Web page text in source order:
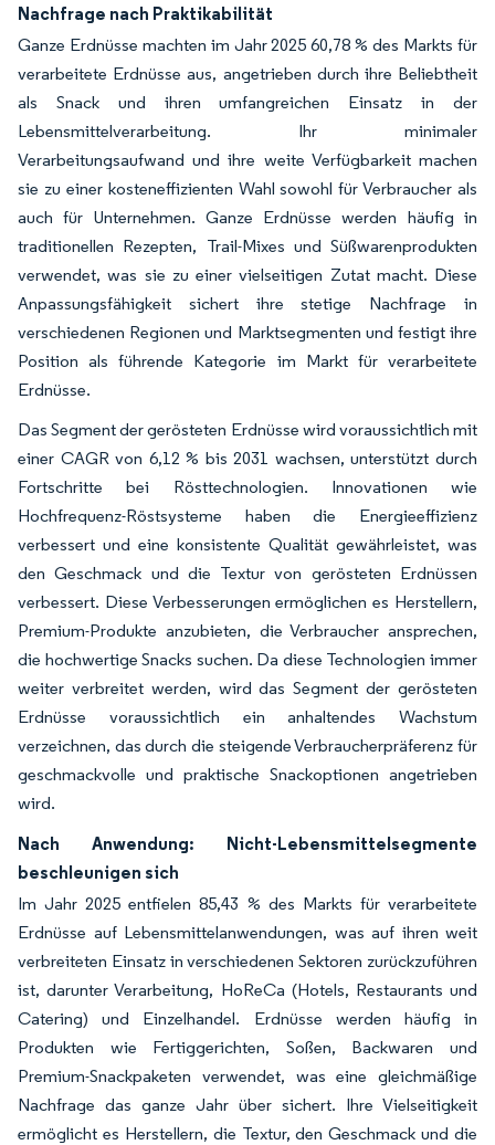
Nachfrage nach Praktikabilität
Ganze Erdnüsse machten im Jahr 2025 60,78 % des Markts für
verarbeitete Erdnüsse aus, angetrieben durch ihre Beliebtheit
als Snack und ihren umfangreichen Einsatz in der
Lebensmittelverarbeitung. Ihr minimaler
Verarbeitungsaufwand und ihre weite Verfügbarkeit machen
sie zu einer kosteneffizienten Wahl sowohl für Verbraucher als
auch für Unternehmen. Ganze Erdnüsse werden häufig in
traditionellen Rezepten, Trail-Mixes und Süßwarenprodukten
verwendet, was sie zu einer vielseitigen Zutat macht. Diese
Anpassungsfähigkeit sichert ihre stetige Nachfrage in
verschiedenen Regionen und Marktsegmenten und festigt ihre
Position als führende Kategorie im Markt für verarbeitete
Erdnüsse.
Das Segment der gerösteten Erdnüsse wird voraussichtlich mit
einer CAGR von 6,12 % bis 2031 wachsen, unterstützt durch
Fortschritte bei Rösttechnologien. Innovationen wie
Hochfrequenz-Röstsysteme haben die Energieeffizienz
verbessert und eine konsistente Qualität gewährleistet, was
den Geschmack und die Textur von gerösteten Erdnüssen
verbessert. Diese Verbesserungen ermöglichen es Herstellern,
Premium-Produkte anzubieten, die Verbraucher ansprechen,
die hochwertige Snacks suchen. Da diese Technologien immer
weiter verbreitet werden, wird das Segment der gerösteten
Erdnüsse voraussichtlich ein anhaltendes Wachstum
verzeichnen, das durch die steigende Verbraucherpräferenz für
geschmackvolle und praktische Snackoptionen angetrieben
wird.
Nach Anwendung: Nicht-Lebensmittelsegmente
beschleunigen sich
Im Jahr 2025 entfielen 85,43 % des Markts für verarbeitete
Erdnüsse auf Lebensmittelanwendungen, was auf ihren weit
verbreiteten Einsatz in verschiedenen Sektoren zurückzuführen
ist, darunter Verarbeitung, HoReCa (Hotels, Restaurants und
Catering) und Einzelhandel. Erdnüsse werden häufig in
Produkten wie Fertiggerichten, Soßen, Backwaren und
Premium-Snackpaketen verwendet, was eine gleichmäßige
Nachfrage das ganze Jahr über sichert. Ihre Vielseitigkeit
ermöglicht es Herstellern, die Textur, den Geschmack und die